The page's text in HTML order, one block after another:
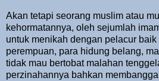
Akan tetapi seorang muslim atau
kehormatannya, oleh sejumlah
untuk menikah dengan pelacur
perempuan, para hidung belang,
tidak mau bertobat malahan
perzinahannya bahkan